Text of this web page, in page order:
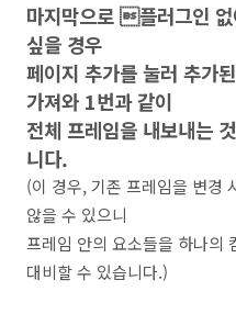
마지막으로 플러그인
싶을 경우
페이지 추가를 눌러 추가
가져와 1번과 같이
전체 프레임을 내보내는
니다.
(이 경우, 기존 프레임을 변경
않을 수 있으니
프레임 안의 요소들을 하나의
대비할 수 있습니다.)